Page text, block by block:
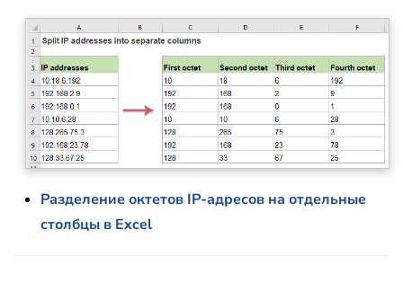
Разделение октетов IP-адресов на отдельные
столбцы в Excel